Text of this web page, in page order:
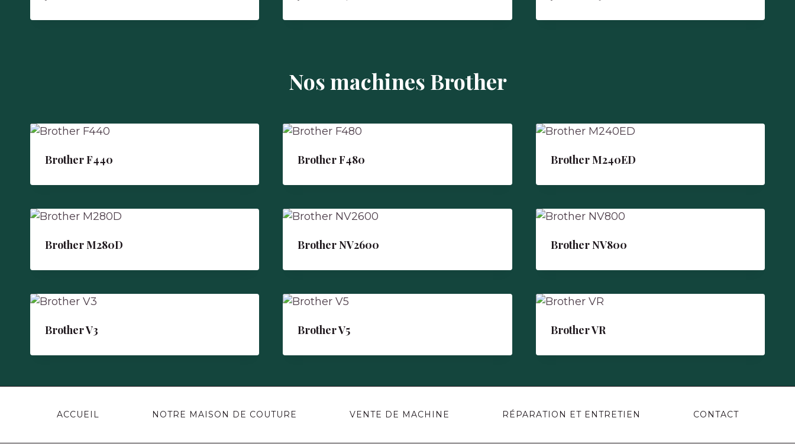
Nos machines Brother
Brother F440 Brother F480 Brother M240ED
Brother M280D Brother NV2600 Brother NV800
Brother V3 Brother V5 Brother VR
ACCUEIL NOTRE MAISON DE COUTURE VENTE DE MACHINE RÉPARATION ET ENTRETIEN CONTACT